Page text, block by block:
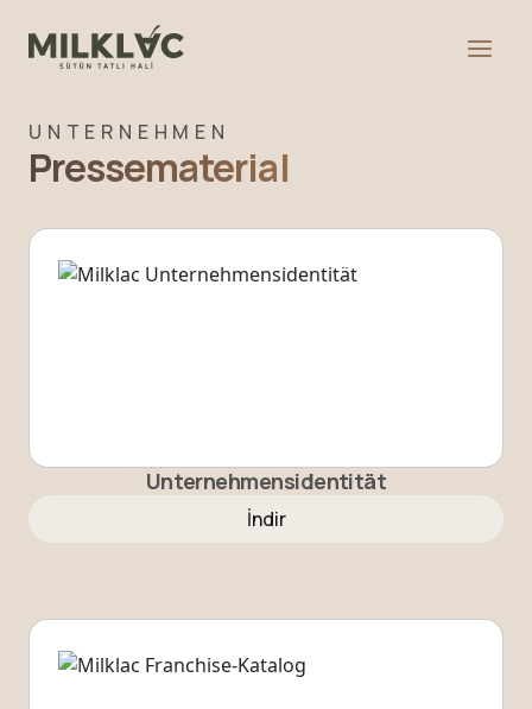
UNTERNEHMEN
Pressematerial
Unternehmensidentität
İndir